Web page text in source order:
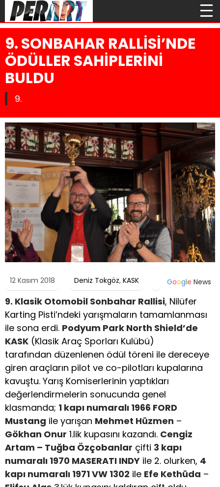
9. SONBAHAR RALLİSİ’NDE
ÖDÜLLER SAHİPLERİNİ
BULDU
9.
12 Kasım 2018 Deniz Tokgöz, KASK Google News
9. Klasik Otomobil Sonbahar Rallisi, Nilüfer
Karting Pisti’ndeki yarışmaların tamamlanması
ile sona erdi. Podyum Park North Shield’de
KASK (Klasik Araç Sporları Kulübü)
tarafından düzenlenen ödül töreni ile dereceye
giren araçların pilot ve co-pilotları kupalarına
kavuştu. Yarış Komiserlerinin yaptıkları
değerlendirmelerin sonucunda genel
klasmanda; 1 kapı numaralı 1966 FORD
Mustang ile yarışan Mehmet Hüzmen –
Gökhan Onur 1.lik kupasını kazandı. Cengiz
Artam – Tuğba Özçobanlar çifti 3 kapı
numaralı 1970 MASERATI INDY ile 2. olurken, 4
kapı numaralı 1971 VW 1302 ile Efe Kethüda –